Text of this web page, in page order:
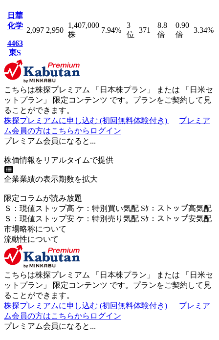
日華
化学
4463
東S
2,097 2,950
1,407,000
株
7.94%
3
位
371
8.8
倍
0.90
倍
3.34%
こちらは株探プレミアム 「 日本株プラン 」 または 「 日米セ
ットプラン 」 限定コンテンツ です。プランをご契約して見
ることができます。
株探プレミアムに申し込む (初回無料体験付き)
プレミア
ム会員の方はこちらからログイン
プレミアム会員になると...
株価情報をリアルタイムで提供
企業業績の表示期数を拡大
限定コラムが読み放題
Ｓ ： 現値ストップ高 ケ ： 特別買い気配 Sｹ ： ストップ高気配
Ｓ ： 現値ストップ安 ケ ： 特別売 り 気配 Sｹ ： ストップ安気配
市場略称について
流動性について
こちらは株探プレミアム 「 日本株プラン 」 または 「 日米セ
ットプラン 」 限定コンテンツ です。プランをご契約して見
ることができます。
株探プレミアムに申し込む (初回無料体験付き)
プレミア
ム会員の方はこちらからログイン
プレミアム会員になると...